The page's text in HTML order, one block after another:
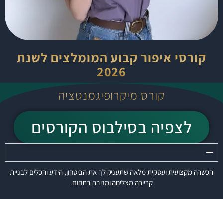
קורסי איפור קבוע המומלצים לשנת
2026
קורס מיקרופיגמנטציה
לצפיה בסילבוס הקורסים
הכשרה מקצועית ועסקית מלאה שתעניק לך את הביטחון, הידע והכלים לבניית
קריירה מצליחה ומניבה בתחום.